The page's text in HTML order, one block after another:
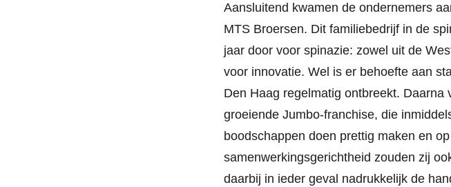
Aansluitend kwamen de ondernemers
MTS Broersen. Dit familiebedrijf in de
jaar door voor spinazie: zowel uit de
voor innovatie. Wel is er behoefte aan
Den Haag regelmatig ontbreekt.
groeiende Jumbo-franchise, die
boodschappen doen prettig maken en
samenwerkingsgerichtheid zouden zij
daarbij in ieder geval nadrukkelijk de